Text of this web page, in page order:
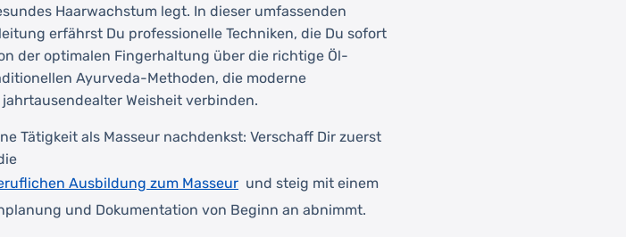
Haarwachstum legt. In dieser umfassenden
erfährst Du professionelle Techniken, die Du sofort
der optimalen Fingerhaltung über die richtige Öl-
Ayurveda-Methoden, die moderne
Weisheit verbinden.
Tätigkeit als Masseur nachdenkst: Verschaff Dir zuerst
Ausbildung zum Masseur und steig mit einem
und Dokumentation von Beginn an abnimmt.